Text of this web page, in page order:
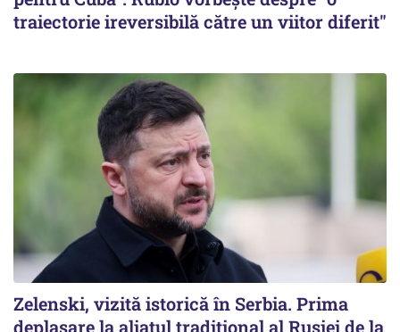
traiectorie ireversibilă către un viitor diferit"
Zelenski, vizită istorică în Serbia. Prima
deplasare la aliatul tradițional al Rusiei de la